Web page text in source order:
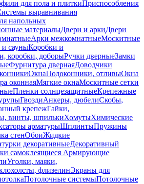
для пола и плиткиПриспособления
выравнивания
напольных
материалыДвери и аркиДвери
Арки межкомнатныеМоскитные
и сауныКоробки и
коробки, доборыРучки дверныеЗамки
Фурнитура двернаяДоводчики
ОкнаПодоконники, отливыОкна
оконнаяМягкие окнаМоскитные сетки
Пленки солнцезащитныеКрепежные
ГвоздиАнкеры, дюбелиСкобы,
крепежГайки,
винты, шпилькиХомутыХимические
арматурыШплинтыПружины
стенОбоиЖидкие
декоративныеДекоративный
самоклеящиеся Армирующие
Уголки, маяки,
флизелинЭкраны для
Потолочные системыПотолочные